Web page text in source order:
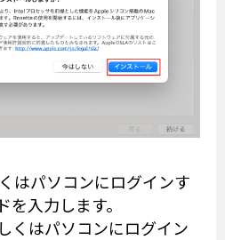
はパソコンにログインす
入力します。